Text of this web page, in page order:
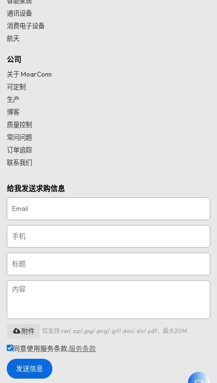
通讯设备
消费电子设备
航天
公司
关于 MoarConn
可定制
生产
博客
质量控制
常问问题
订单追踪
联系我们
给我发送求购信息
仅支持.rar/.zip/.jpg/.png/.gif/.doc/.xls/.pdf，最大20M
附件
同意使用服务条款,服务条款
发送信息